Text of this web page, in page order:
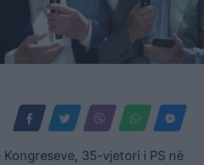
Kongreseve, 35-vjetori i PS në